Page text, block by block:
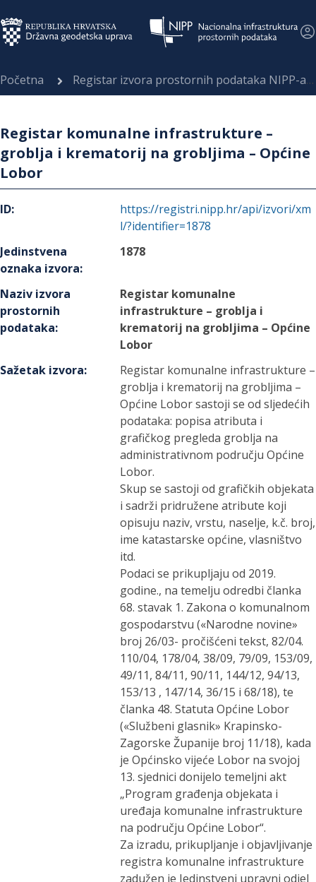
Početna Registar izvora prostornih podataka NIPP-a
Registar komunalne infrastrukture –
groblja i krematorij na grobljima – Općine
Lobor
ID:
https://registri.nipp.hr/api/izvori/xm
l/?identifier=1878
Jedinstvena
oznaka izvora:
1878
Naziv izvora
prostornih
podataka:
Registar komunalne
infrastrukture – groblja i
krematorij na grobljima – Općine
Lobor
Sažetak izvora:
Registar komunalne infrastrukture –
groblja i krematorij na grobljima –
Općine Lobor sastoji se od sljedećih
podataka: popisa atributa i
grafičkog pregleda groblja na
administrativnom području Općine
Lobor.
Skup se sastoji od grafičkih objekata
i sadrži pridružene atribute koji
opisuju naziv, vrstu, naselje, k.č. broj,
ime katastarske općine, vlasništvo
itd.
Podaci se prikupljaju od 2019.
godine., na temelju odredbi članka
68. stavak 1. Zakona o komunalnom
gospodarstvu («Narodne novine»
broj 26/03- pročišćeni tekst, 82/04.
110/04, 178/04, 38/09, 79/09, 153/09,
49/11, 84/11, 90/11, 144/12, 94/13,
153/13 , 147/14, 36/15 i 68/18), te
članka 48. Statuta Općine Lobor
(«Službeni glasnik» Krapinsko-
Zagorske Županije broj 11/18), kada
je Općinsko vijeće Lobor na svojoj
13. sjednici donijelo temeljni akt
„Program građenja objekata i
uređaja komunalne infrastrukture
na području Općine Lobor“.
Za izradu, prikupljanje i objavljivanje
registra komunalne infrastrukture
zadužen je Jedinstveni upravni odjel